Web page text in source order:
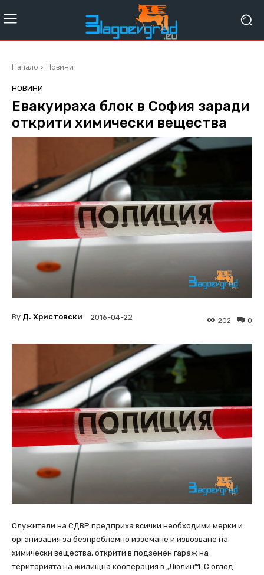
Начало Новини
НОВИНИ
Евакуираха блок в София заради
открити химически вещества
By Д. Христовски 2016-04-22 0
202
Служители на СДВР предприха всички необходими мерки и
организация за безпроблемно изземане и извозване на
химически вещества, открити в подземен гараж на
територията на жилищна кооперация в „Люлин“1. С оглед